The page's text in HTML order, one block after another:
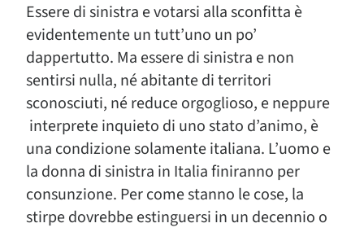
Essere di sinistra e votarsi alla sconfitta è
evidentemente un tutt’uno un po’
dappertutto. Ma essere di sinistra e non
sentirsi nulla, né abitante di territori
sconosciuti, né reduce orgoglioso, e neppure
interprete inquieto di uno stato d’animo, è
una condizione solamente italiana. L’uomo e
la donna di sinistra in Italia finiranno per
consunzione. Per come stanno le cose, la
stirpe dovrebbe estinguersi in un decennio o